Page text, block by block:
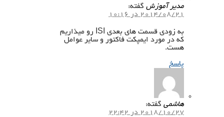
مدیر آموزش گفته:
2014/08/21 در 10:16
به زودی قسمت های بعدی ISI رو میذاریم
که در مورد ایمپکت فاکتور و سایر عوامل
هست.
پاسخ
هاشمی گفته:
2018/10/27 در 22:42